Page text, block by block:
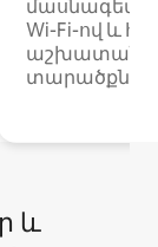
Wi-Fi-ով և
և